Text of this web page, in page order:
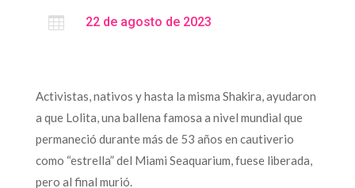
 22 de agosto de 2023
Activistas, nativos y hasta la misma Shakira, ayudaron
a que Lolita, una ballena famosa a nivel mundial que
permaneció durante más de 53 años en cautiverio
como “estrella” del Miami Seaquarium, fuese liberada,
pero al final murió.